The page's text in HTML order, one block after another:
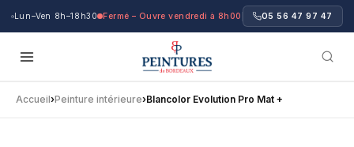
Lun–Ven 8h–18h30 Fermé – Ouvre vendredi à 8h00 05 56 47 97 47
Accueil›Peinture intérieure›Blancolor Evolution Pro Mat +